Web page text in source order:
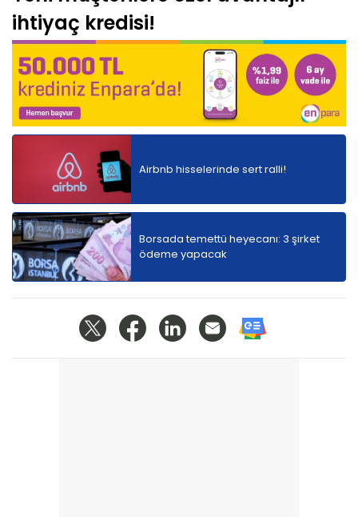
ihtiyaç kredisi!
Airbnb hisselerinde sert ralli!
Borsada temettü heyecanı: 3 şirket
ödeme yapacak